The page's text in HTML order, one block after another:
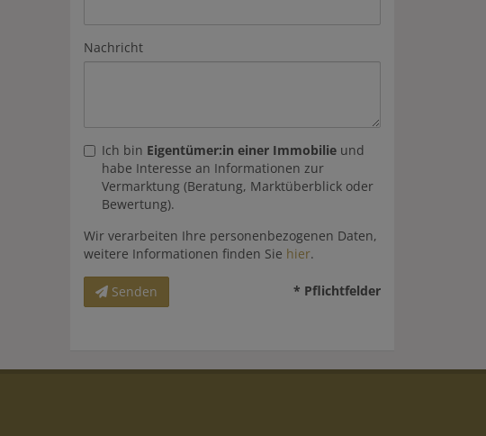
Nachricht
Ich bin Eigentümer:in einer Immobilie und
habe Interesse an Informationen zur
Vermarktung (Beratung, Marktüberblick oder
Bewertung).
Wir verarbeiten Ihre personenbezogenen Daten,
weitere Informationen finden Sie hier.
Senden * Pflichtfelder